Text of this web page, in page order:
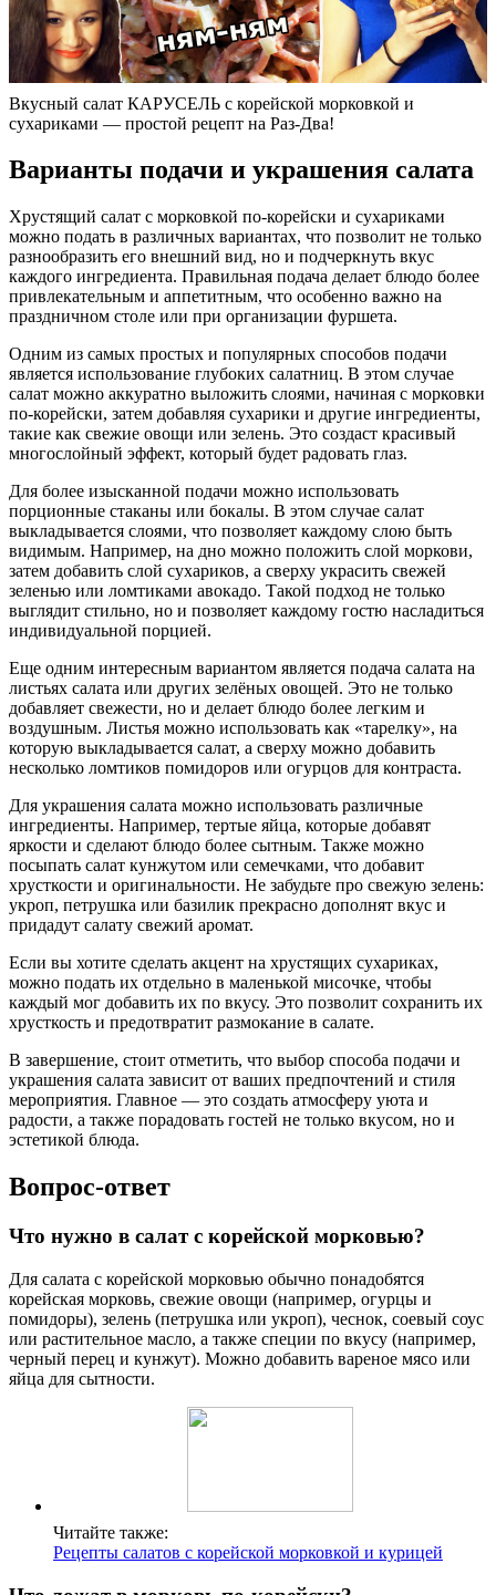
Вкусный салат КАРУСЕЛЬ с корейской морковкой и
сухариками — простой рецепт на Раз-Два!
Варианты подачи и украшения салата
Хрустящий салат с морковкой по-корейски и сухариками
можно подать в различных вариантах, что позволит не только
разнообразить его внешний вид, но и подчеркнуть вкус
каждого ингредиента. Правильная подача делает блюдо более
привлекательным и аппетитным, что особенно важно на
праздничном столе или при организации фуршета.
Одним из самых простых и популярных способов подачи
является использование глубоких салатниц. В этом случае
салат можно аккуратно выложить слоями, начиная с морковки
по-корейски, затем добавляя сухарики и другие ингредиенты,
такие как свежие овощи или зелень. Это создаст красивый
многослойный эффект, который будет радовать глаз.
Для более изысканной подачи можно использовать
порционные стаканы или бокалы. В этом случае салат
выкладывается слоями, что позволяет каждому слою быть
видимым. Например, на дно можно положить слой моркови,
затем добавить слой сухариков, а сверху украсить свежей
зеленью или ломтиками авокадо. Такой подход не только
выглядит стильно, но и позволяет каждому гостю насладиться
индивидуальной порцией.
Еще одним интересным вариантом является подача салата на
листьях салата или других зелёных овощей. Это не только
добавляет свежести, но и делает блюдо более легким и
воздушным. Листья можно использовать как «тарелку», на
которую выкладывается салат, а сверху можно добавить
несколько ломтиков помидоров или огурцов для контраста.
Для украшения салата можно использовать различные
ингредиенты. Например, тертые яйца, которые добавят
яркости и сделают блюдо более сытным. Также можно
посыпать салат кунжутом или семечками, что добавит
хрусткости и оригинальности. Не забудьте про свежую зелень:
укроп, петрушка или базилик прекрасно дополнят вкус и
придадут салату свежий аромат.
Если вы хотите сделать акцент на хрустящих сухариках,
можно подать их отдельно в маленькой мисочке, чтобы
каждый мог добавить их по вкусу. Это позволит сохранить их
хрусткость и предотвратит размокание в салате.
В завершение, стоит отметить, что выбор способа подачи и
украшения салата зависит от ваших предпочтений и стиля
мероприятия. Главное — это создать атмосферу уюта и
радости, а также порадовать гостей не только вкусом, но и
эстетикой блюда.
Вопрос-ответ
Что нужно в салат с корейской морковью?
Для салата с корейской морковью обычно понадобятся
корейская морковь, свежие овощи (например, огурцы и
помидоры), зелень (петрушка или укроп), чеснок, соевый соус
или растительное масло, а также специи по вкусу (например,
черный перец и кунжут). Можно добавить вареное мясо или
яйца для сытности.
Читайте также:
Рецепты салатов с корейской морковкой и курицей